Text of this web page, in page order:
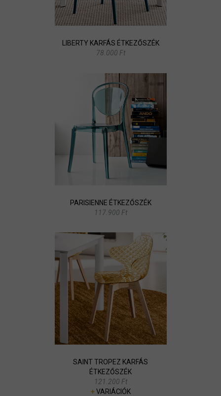
LIBERTY KARFÁS ÉTKEZŐSZÉK
78.000 Ft
PARISIENNE ÉTKEZŐSZÉK
117.900 Ft
SAINT TROPEZ KARFÁS
ÉTKEZŐSZÉK
121.200 Ft
+VARIÁCIÓK